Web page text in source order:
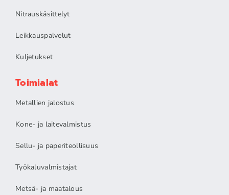
Nitrauskäsittelyt
Leikkauspalvelut
Kuljetukset
Toimialat
Metallien jalostus
Kone- ja laitevalmistus
Sellu- ja paperiteollisuus
Työkaluvalmistajat
Metsä- ja maatalous